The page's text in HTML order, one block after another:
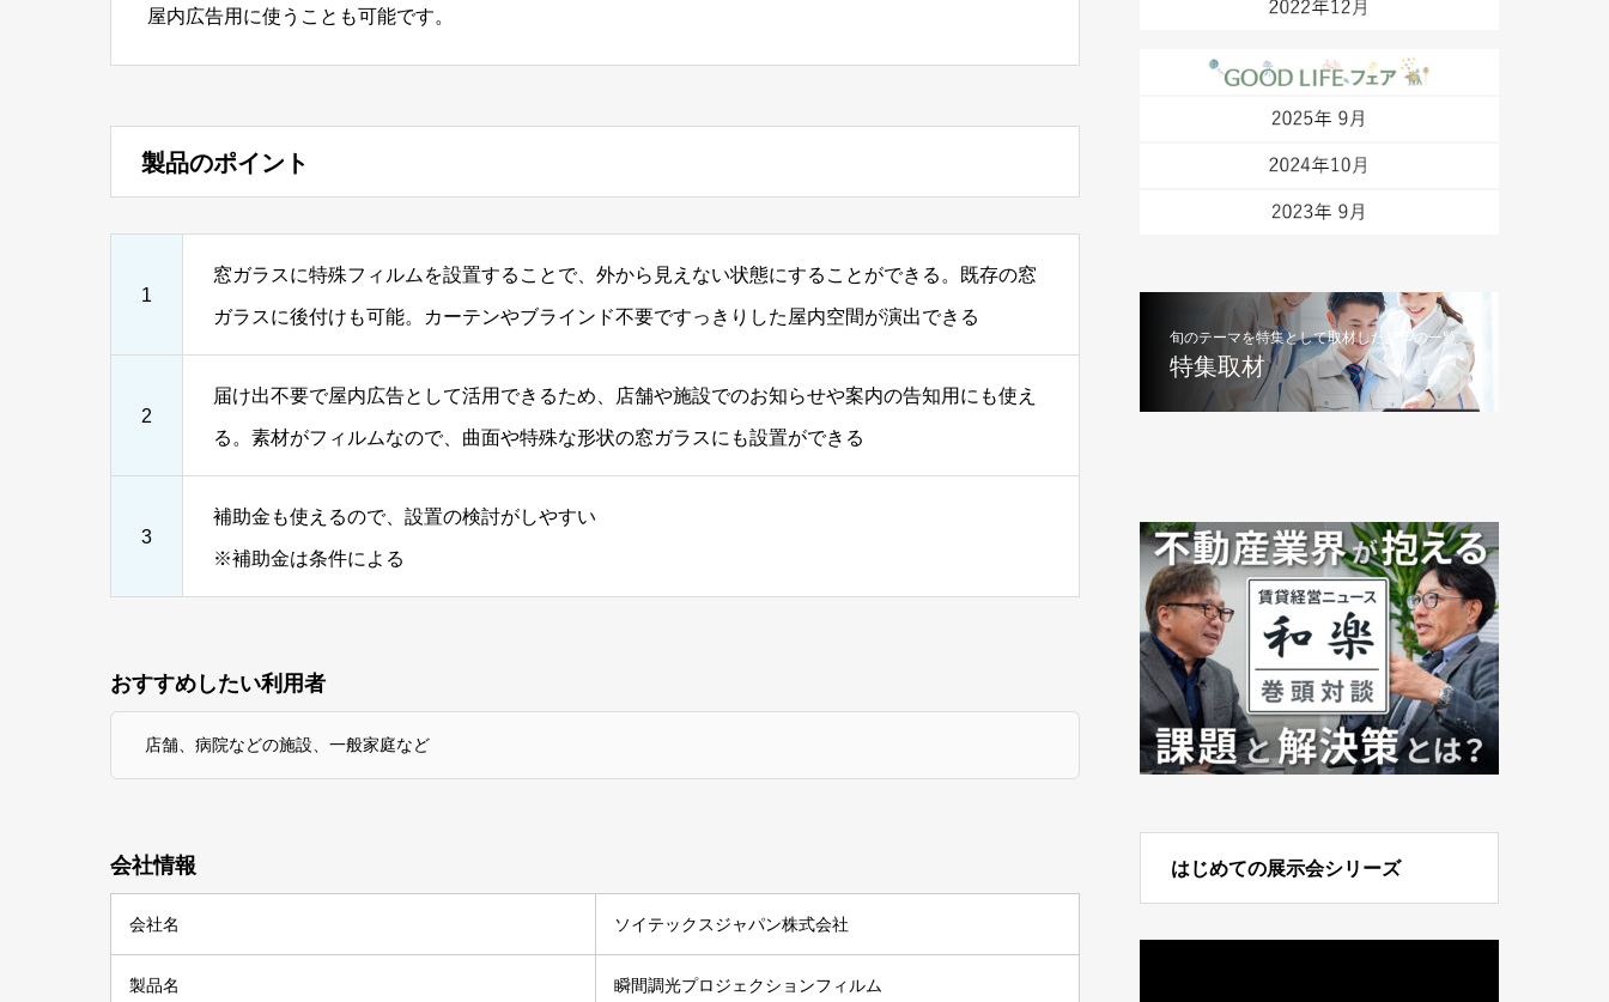
屋内広告用に使うことも可能です。
製品のポイント
1
窓ガラスに特殊フィルムを設置することで、外から見えない状態にすることができる。既存の窓
ガラスに後付けも可能。カーテンやブラインド不要ですっきりした屋内空間が演出できる
2
届け出不要で屋内広告として活用できるため、店舗や施設でのお知らせや案内の告知用にも使え
る。素材がフィルムなので、曲面や特殊な形状の窓ガラスにも設置ができる
3
補助金も使えるので、設置の検討がしやすい
※補助金は条件による
おすすめしたい利用者
店舗、病院などの施設、一般家庭など
会社情報
会社名 ソイテックスジャパン株式会社
製品名 瞬間調光プロジェクションフィルム
旬のテーマを特集として取材した記事の一覧
特集取材
はじめての展示会シリーズ